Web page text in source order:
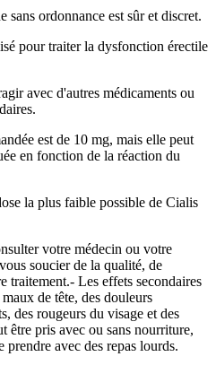
sans ordonnance est sûr et discret.
pour traiter la dysfonction érectile
avec d'autres médicaments ou
est de 10 mg, mais elle peut
en fonction de la réaction du
la plus faible possible de Cialis
votre médecin ou votre
soucier de la qualité, de
traitement.- Les effets secondaires
de tête, des douleurs
des rougeurs du visage et des
être pris avec ou sans nourriture,
prendre avec des repas lourds.